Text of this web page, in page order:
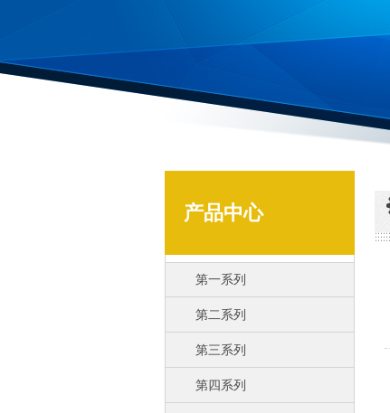
产品中心
第一系列
第二系列
第三系列
第四系列